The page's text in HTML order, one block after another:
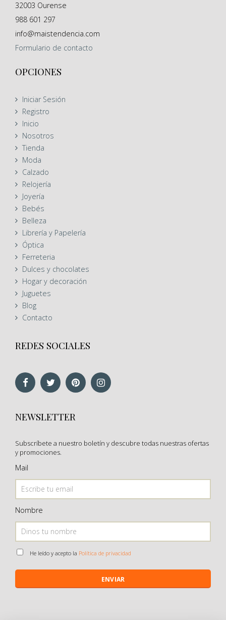
32003 Ourense
988 601 297
info@maistendencia.com
Formulario de contacto
OPCIONES
Iniciar Sesión
Registro
Inicio
Nosotros
Tienda
Moda
Calzado
Relojería
Joyería
Bebés
Belleza
Librería y Papelería
Óptica
Ferreteria
Dulces y chocolates
Hogar y decoración
Juguetes
Blog
Contacto
REDES SOCIALES
NEWSLETTER
Subscríbete a nuestro boletín y descubre todas nuestras ofertas
y promociones.
Mail
Nombre
He leído y acepto la Política de privacidad
ENVIAR